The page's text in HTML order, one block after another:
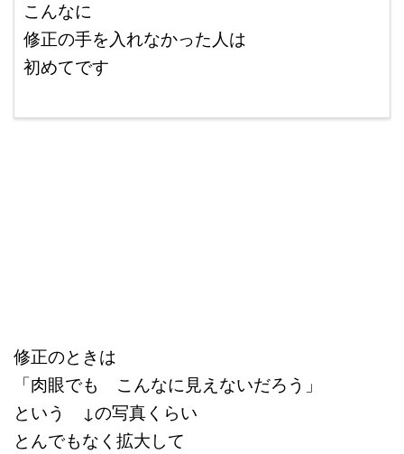
こんなに
修正の手を入れなかった人は
初めてです
修正のときは
「肉眼でも こんなに見えないだろう」
という ↓の写真くらい
とんでもなく拡大して